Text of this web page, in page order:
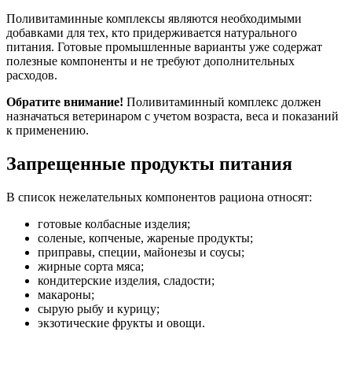
Поливитаминные комплексы являются необходимыми
добавками для тех, кто придерживается натурального
питания. Готовые промышленные варианты уже содержат
полезные компоненты и не требуют дополнительных
расходов.
Обратите внимание! Поливитаминный комплекс должен
назначаться ветеринаром с учетом возраста, веса и показаний
к применению.
Запрещенные продукты питания
В список нежелательных компонентов рациона относят:
готовые колбасные изделия;
соленые, копченые, жареные продукты;
приправы, специи, майонезы и соусы;
жирные сорта мяса;
кондитерские изделия, сладости;
макароны;
сырую рыбу и курицу;
экзотические фрукты и овощи.